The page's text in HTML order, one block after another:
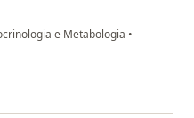
e Metabologia •